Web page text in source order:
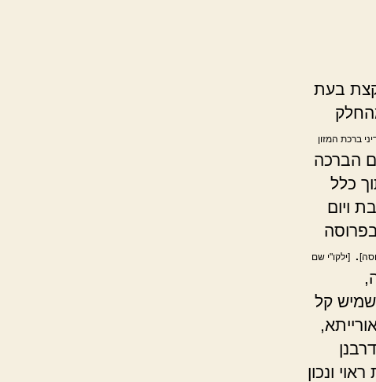
בעת
ברכת המזון
הברכה
כלל
ויום
[ילקו"י שם
קל
ונכון